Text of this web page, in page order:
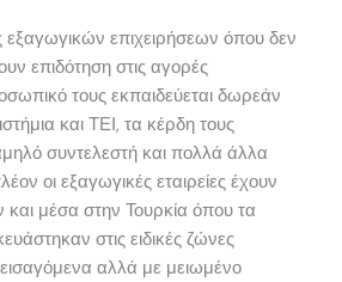
επιχειρήσεων όπου δεν
επιδότηση στις αγορές
τους εκπαιδεύεται δωρεάν
και ΤΕΙ, τα κέρδη τους
συντελεστή και πολλά άλλα
οι εξαγωγικές εταιρείες έχουν
μέσα στην Τουρκία όπου τα
στις ειδικές ζώνες
αλλά με μειωμένο